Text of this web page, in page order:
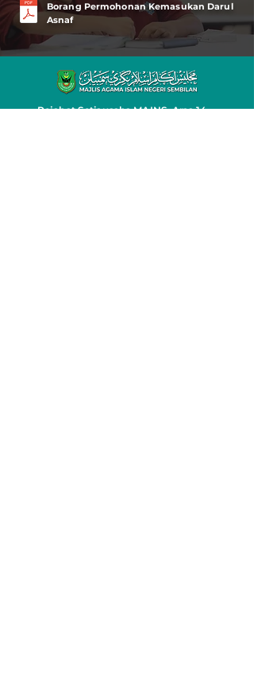
Borang Permohonan Kemasukan Darul
Asnaf
Pejabat Setiausaha MAINS, Aras 14,